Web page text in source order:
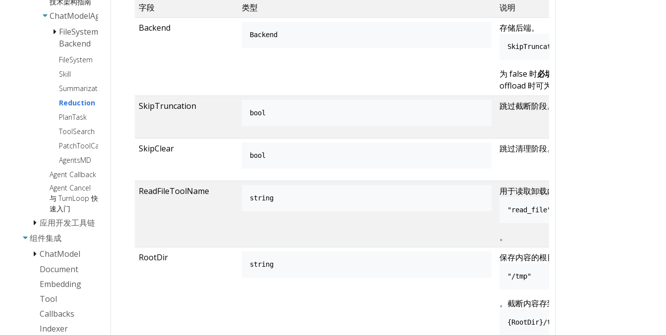
ToolsNode&Tool
使用说明
如何创建一
个 tool ?
AgenticModel
使用说明[Beta]
AgenticChatTemplate
使用说明[Beta]
DeepAgents
技术架构指南
ChatModelAgentMiddleware
FileSystem
Backend
Ark
Sandbox
本地文件
系统
FileSystem
Skill
Summarization
Reduction
PlanTask
ToolSearch
PatchToolCalls
AgentsMD
Agent Callback
Agent Cancel
与 TurnLoop 快
速入门
应用开发工具链
Eino Dev 插件
化编排插件功能
指南
Eino Dev 可视
指南
组件集成
ChatModel
OpenAI
ARK
Document
Embedding
Tool
Callbacks
Indexer
字段 类型
说明
Backend
Backend
存储后端。
SkipTruncation
为 false 时必填
offload 时可为 nil。
SkipTruncation
bool
跳过截断阶段。
SkipClear
bool
跳过清理阶段。
ReadFileToolName
string
用于读取卸载内容的工具名。默认
"read_file"
。
RootDir
string
保存内容的根目录。默认
"/tmp"
。截断内容存到
{RootDir}/trunc/{tool_call_id}